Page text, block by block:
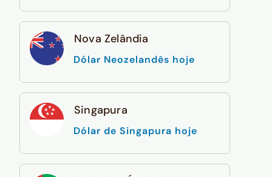
Nova Zelândia
Dólar Neozelandês hoje
Singapura
Dólar de Singapura hoje